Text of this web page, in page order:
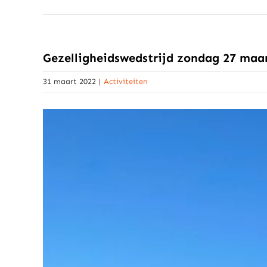
Gezelligheidswedstrijd zondag 27
31 maart 2022 | Activiteiten